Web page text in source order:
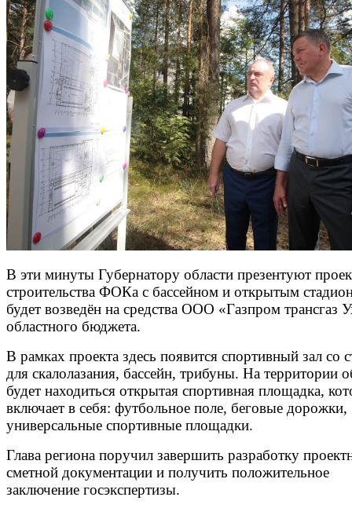
В эти минуты Губернатору области презентуют
строительства ФОКа с бассейном и открытым
будет возведён на средства ООО «Газпром трансгаз
областного бюджета.
В рамках проекта здесь появится спортивный зал со
для скалолазания, бассейн, трибуны. На территории
будет находиться открытая спортивная площадка,
включает в себя: футбольное поле, беговые дорожки,
универсальные спортивные площадки.
Глава региона поручил завершить разработку
сметной документации и получить положительное
заключение госэкспертизы.